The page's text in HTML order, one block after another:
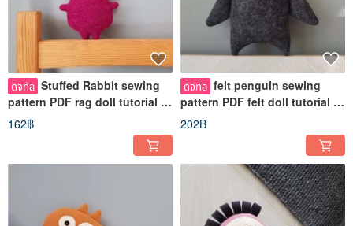
ดิจิทัล Stuffed Rabbit sewing
pattern PDF rag doll tutorial in
English, soft toy animal
162฿
ดิจิทัล felt penguin sewing
pattern PDF felt doll tutorial in
English, stuffed bird PDF
202฿